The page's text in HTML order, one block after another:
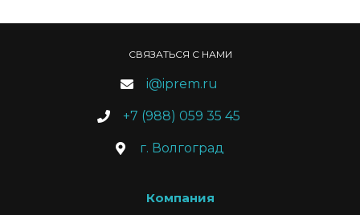
СВЯЗАТЬСЯ С НАМИ
i@iprem.ru
+7 (988) 059 35 45
г. Волгоград
Компания